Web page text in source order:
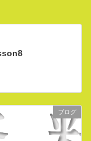
ブログ